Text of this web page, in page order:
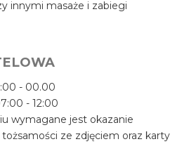
innymi masaże i zabiegi
- 00.00
- 12:00
wymagane jest okazanie
ze zdjęciem oraz karty